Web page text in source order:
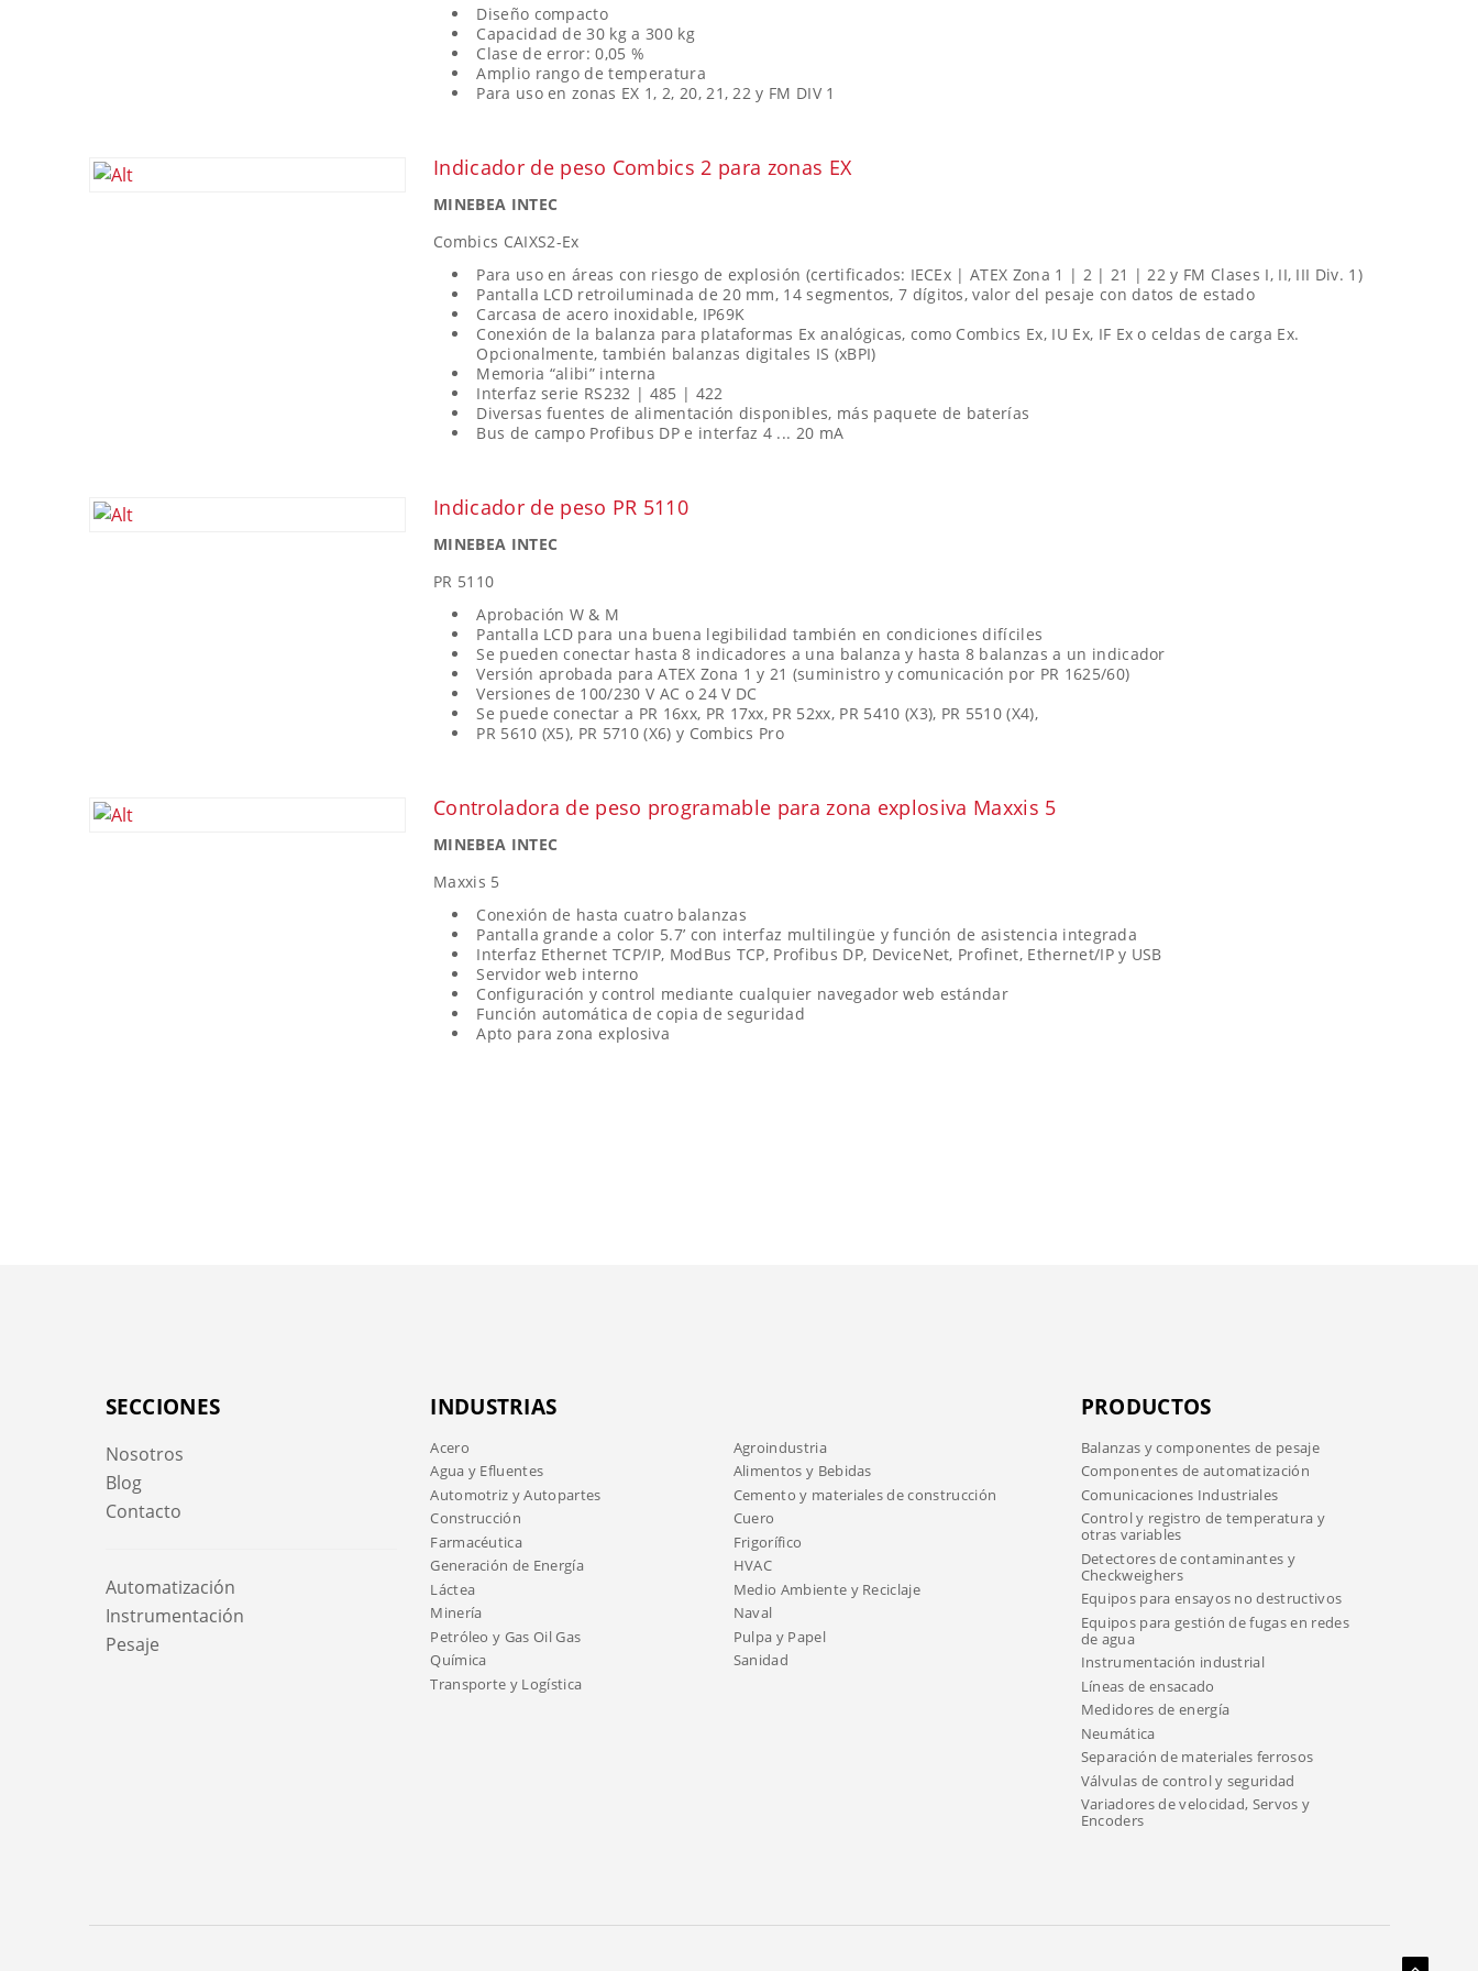
Diseño compacto
Capacidad de 30 kg a 300 kg
Clase de error: 0,05 %
Amplio rango de temperatura
Para uso en zonas EX 1, 2, 20, 21, 22 y FM DIV 1
Indicador de peso Combics 2 para zonas EX
MINEBEA INTEC
Combics CAIXS2-Ex
Para uso en áreas con riesgo de explosión (certificados: IECEx | ATEX Zona 1 | 2 | 21 | 22 y FM Clases I, II, III Div. 1)
Pantalla LCD retroiluminada de 20 mm, 14 segmentos, 7 dígitos, valor del pesaje con datos de estado
Carcasa de acero inoxidable, IP69K
Conexión de la balanza para plataformas Ex analógicas, como Combics Ex, IU Ex, IF Ex o celdas de carga Ex.
Opcionalmente, también balanzas digitales IS (xBPI)
Memoria “alibi” interna
Interfaz serie RS232 | 485 | 422
Diversas fuentes de alimentación disponibles, más paquete de baterías
Bus de campo Profibus DP e interfaz 4 ... 20 mA
Indicador de peso PR 5110
MINEBEA INTEC
PR 5110
Aprobación W & M
Pantalla LCD para una buena legibilidad también en condiciones difíciles
Se pueden conectar hasta 8 indicadores a una balanza y hasta 8 balanzas a un indicador
Versión aprobada para ATEX Zona 1 y 21 (suministro y comunicación por PR 1625/60)
Versiones de 100/230 V AC o 24 V DC
Se puede conectar a PR 16xx, PR 17xx, PR 52xx, PR 5410 (X3), PR 5510 (X4),
PR 5610 (X5), PR 5710 (X6) y Combics Pro
Controladora de peso programable para zona explosiva Maxxis 5
MINEBEA INTEC
Maxxis 5
Conexión de hasta cuatro balanzas
Pantalla grande a color 5.7’ con interfaz multilingüe y función de asistencia integrada
Interfaz Ethernet TCP/IP, ModBus TCP, Profibus DP, DeviceNet, Profinet, Ethernet/IP y USB
Servidor web interno
Configuración y control mediante cualquier navegador web estándar
Función automática de copia de seguridad
Apto para zona explosiva
SECCIONES
Nosotros
Blog
Contacto
Automatización
Instrumentación
Pesaje
INDUSTRIAS
Acero
Agroindustria
Agua y Efluentes
Alimentos y Bebidas
Automotriz y Autopartes
Cemento y materiales de construcción
Construcción
Cuero
Farmacéutica
Frigorífico
Generación de Energía
HVAC
Láctea
Medio Ambiente y Reciclaje
Minería
Naval
Petróleo y Gas Oil Gas
Pulpa y Papel
Química
Sanidad
Transporte y Logística
PRODUCTOS
Balanzas y componentes de pesaje
Componentes de automatización
Comunicaciones Industriales
Control y registro de temperatura y
otras variables
Detectores de contaminantes y
Checkweighers
Equipos para ensayos no destructivos
Equipos para gestión de fugas en redes
de agua
Instrumentación industrial
Líneas de ensacado
Medidores de energía
Neumática
Separación de materiales ferrosos
Válvulas de control y seguridad
Variadores de velocidad, Servos y
Encoders